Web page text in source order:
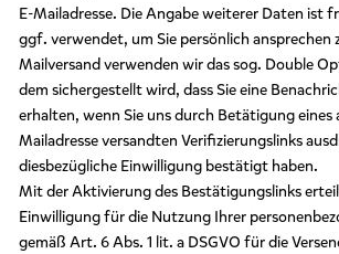
E-Mailadresse. Die Angabe weiterer Daten ist
ggf. verwendet, um Sie persönlich ansprechen
Mailversand verwenden wir das sog. Double
dem sichergestellt wird, dass Sie eine
erhalten, wenn Sie uns durch Betätigung eines
Mailadresse versandten Verifizierungslinks
diesbezügliche Einwilligung bestätigt haben.
Mit der Aktivierung des Bestätigungslinks
Einwilligung für die Nutzung Ihrer
gemäß Art. 6 Abs. 1 lit. a DSGVO für die